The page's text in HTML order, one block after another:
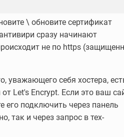
\ обновите сертификат
сразу начинают
не по https
уважающего себя хостера,
Let's Encrypt. Если это ваш
его подключить через панель
так и через запрос в тех-